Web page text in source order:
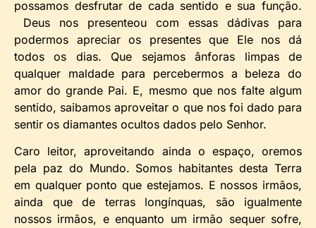
possamos desfrutar de cada sentido e sua função.
Deus nos presenteou com essas dádivas para
podermos apreciar os presentes que Ele nos dá
todos os dias. Que sejamos ânforas limpas de
qualquer maldade para percebermos a beleza do
amor do grande Pai. E, mesmo que nos falte algum
sentido, saibamos aproveitar o que nos foi dado para
sentir os diamantes ocultos dados pelo Senhor.
Caro leitor, aproveitando ainda o espaço, oremos
pela paz do Mundo. Somos habitantes desta Terra
em qualquer ponto que estejamos. E nossos irmãos,
ainda que de terras longínquas, são igualmente
nossos irmãos, e enquanto um irmão sequer sofre,